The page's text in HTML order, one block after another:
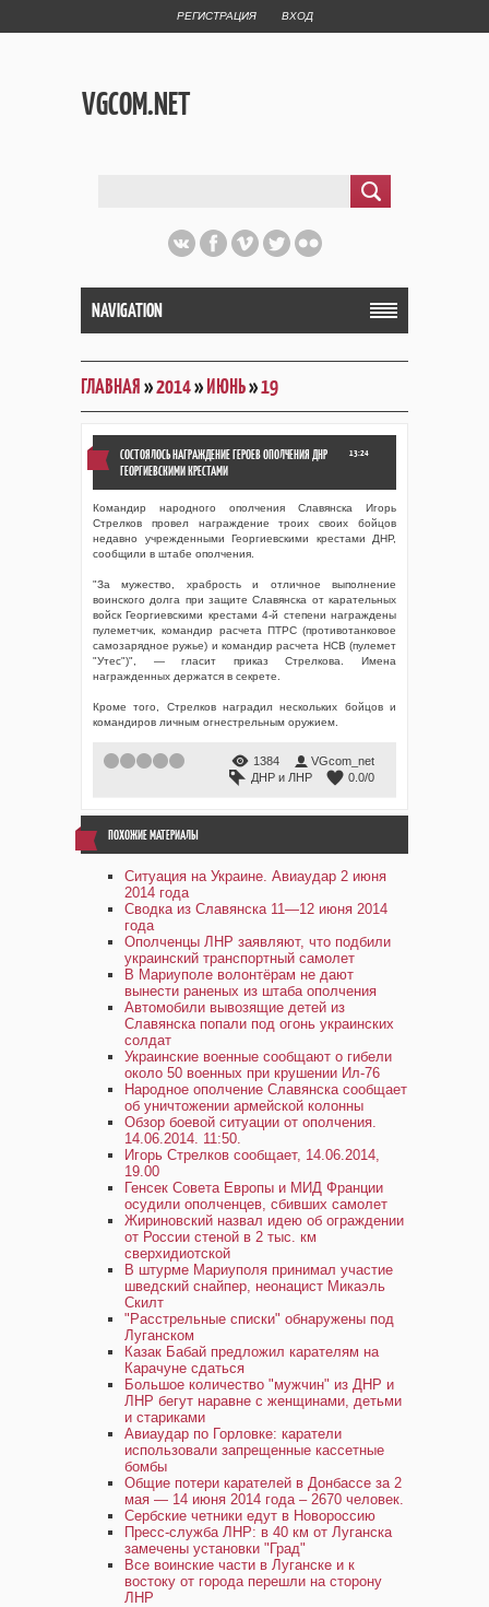
РЕГИСТРАЦИЯ ВХОД
VGCOM.NET
NAVIGATION
ГЛАВНАЯ»2014»ИЮНЬ»19
13:24
СОСТОЯЛОСЬ НАГРАЖДЕНИЕ ГЕРОЕВ ОПОЛЧЕНИЯ ДНР
ГЕОРГИЕВСКИМИ КРЕСТАМИ
Командир народного ополчения Славянска Игорь
Стрелков провел награждение троих своих бойцов
недавно учрежденными Георгиевскими крестами ДНР,
сообщили в штабе ополчения.
"За мужество, храбрость и отличное выполнение
воинского долга при защите Славянска от карательных
войск Георгиевскими крестами 4-й степени награждены
пулеметчик, командир расчета ПТРС (противотанковое
самозарядное ружье) и командир расчета НСВ (пулемет
"Утес")", — гласит приказ Стрелкова. Имена
награжденных держатся в секрете.
Кроме того, Стрелков наградил нескольких бойцов и
командиров личным огнестрельным оружием.
1 2 3 4 1384
VGcom_net
ДНР и ЛНР
0.0/0
ПОХОЖИЕ МАТЕРИАЛЫ
Ситуация на Украине. Авиаудар 2 июня
2014 года
Сводка из Славянска 11—12 июня 2014
года
Ополченцы ЛНР заявляют, что подбили
украинский транспортный самолет
В Мариуполе волонтёрам не дают
вынести раненых из штаба ополчения
Автомобили вывозящие детей из
Славянска попали под огонь украинских
солдат
Украинские военные сообщают о гибели
около 50 военных при крушении Ил-76
Народное ополчение Славянска сообщает
об уничтожении армейской колонны
Обзор боевой ситуации от ополчения.
14.06.2014. 11:50.
Игорь Стрелков сообщает, 14.06.2014,
19.00
Генсек Совета Европы и МИД Франции
осудили ополченцев, сбивших самолет
Жириновский назвал идею об ограждении
от России стеной в 2 тыс. км
сверхидиотской
В штурме Мариуполя принимал участие
шведский снайпер, неонацист Микаэль
Скилт
"Расстрельные списки" обнаружены под
Луганском
Казак Бабай предложил карателям на
Карачуне сдаться
Большое количество "мужчин" из ДНР и
ЛНР бегут наравне с женщинами, детьми
и стариками
Авиаудар по Горловке: каратели
использовали запрещенные кассетные
бомбы
Общие потери карателей в Донбассе за 2
мая — 14 июня 2014 года – 2670 человек.
Сербские четники едут в Новороссию
Пресс-служба ЛНР: в 40 км от Луганска
замечены установки "Град"
Все воинские части в Луганске и к
востоку от города перешли на сторону
ЛНР